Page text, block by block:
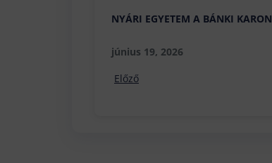
NYÁRI EGYETEM A BÁNKI KARON
június 19, 2026
Előző